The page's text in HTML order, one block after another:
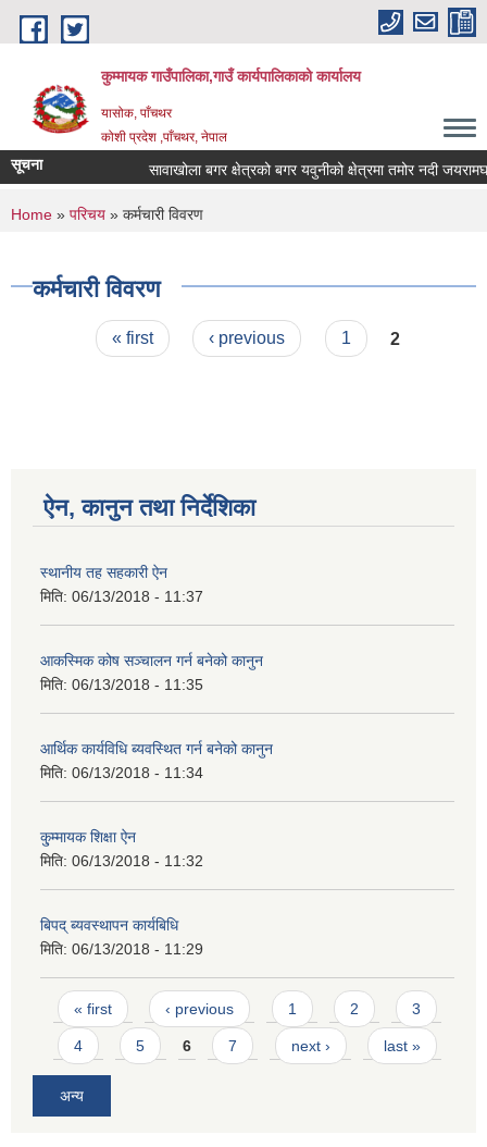
Skip to main content
कुम्मायक गाउँपालिका,गाउँ कार्यपालिकाको कार्यालय
यासोक, पाँचथर
कोशी प्रदेश ,पाँचथर, नेपाल
सूचना सावाखोला बगर क्षेत्रको बगर यवुनीको क्षेत्रमा तमोर नदी
You are here
Home » परिचय » कर्मचारी विवरण
कर्मचारी विवरण
Pages« first ‹ previous 1 2
ऐन, कानुन तथा निर्देशिका
स्थानीय तह सहकारी ऐन
मिति: 06/13/2018 - 11:37
आकस्मिक कोष सञ्चालन गर्न बनेको कानुन
मिति: 06/13/2018 - 11:35
आर्थिक कार्यविधि ब्यवस्थित गर्न बनेको कानुन
मिति: 06/13/2018 - 11:34
कु्म्मायक शिक्षा ऐन
मिति: 06/13/2018 - 11:32
बिपद् ब्यवस्थापन कार्यबिधि
मिति: 06/13/2018 - 11:29
Pages
« first ‹ previous 1 2 3
4 5 6 7 next › last »
अन्य